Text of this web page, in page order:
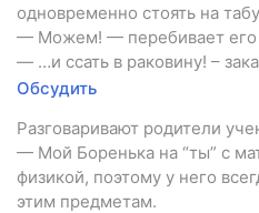
одновременно стоять на
— Можем! — перебивает
— …и ссать в раковину! –
Обсудить
Разговаривают родители
— Мой Боренька на “ты” с
физикой, поэтому у него
этим предметам.